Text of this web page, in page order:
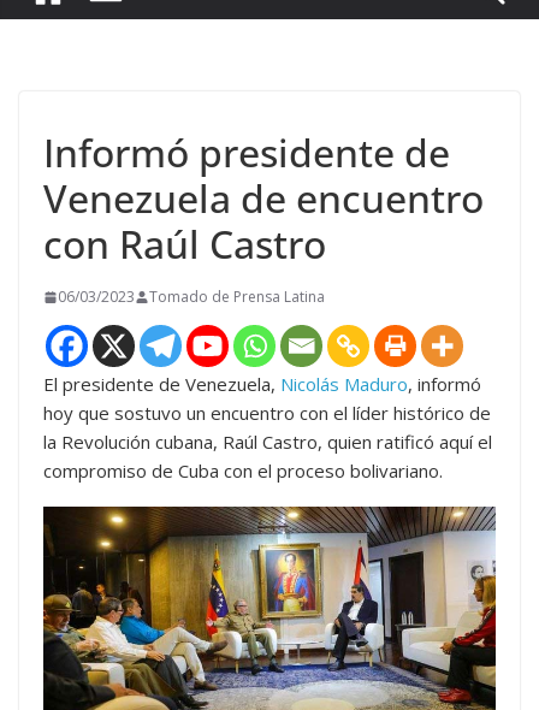
Informó presidente de
Venezuela de encuentro
con Raúl Castro
06/03/2023 Tomado de Prensa Latina
El presidente de Venezuela, Nicolás Maduro, informó
hoy que sostuvo un encuentro con el líder histórico de
la Revolución cubana, Raúl Castro, quien ratificó aquí el
compromiso de Cuba con el proceso bolivariano.